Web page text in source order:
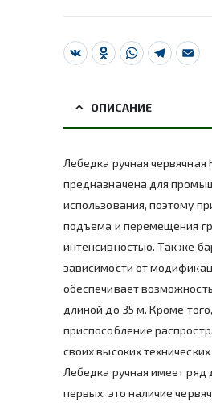
VK Odnoklassniki
WhatsApp
Telegram
Email
ОПИСАНИЕ
Лебедка ручная червячная
предназначена для
использования, поэтому
подъема и перемещения
интенсивностью. Так же
зависимости от
обеспечивает
длиной до 35 м. Кроме того,
приспособление
своих высоких
Лебедка ручная имеет ряд
первых, это наличие